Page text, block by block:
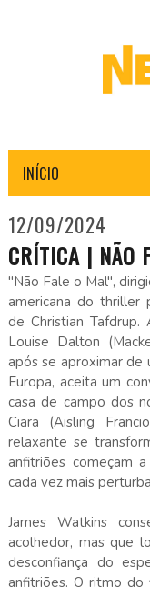
INÍCIO
12/09/2024
CRÍTICA | NÃO
"Não Fale o Mal",
americana do thriller
de Christian
Louise Dalton
após se aproximar de
Europa, aceita um
casa de campo dos
Ciara (Aisling
relaxante se
anfitriões começam
cada vez mais
James Watkins
acolhedor, mas que
desconfiança do
anfitriões. O ritmo do